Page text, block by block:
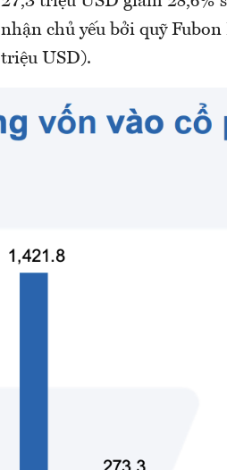
nhận chủ yếu bởi quỹ
triệu USD).